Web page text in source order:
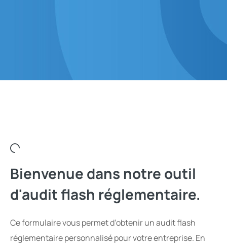
Bienvenue dans notre outil
d'audit flash réglementaire.
Ce formulaire vous permet d’obtenir un audit flash
réglementaire personnalisé pour votre entreprise. En